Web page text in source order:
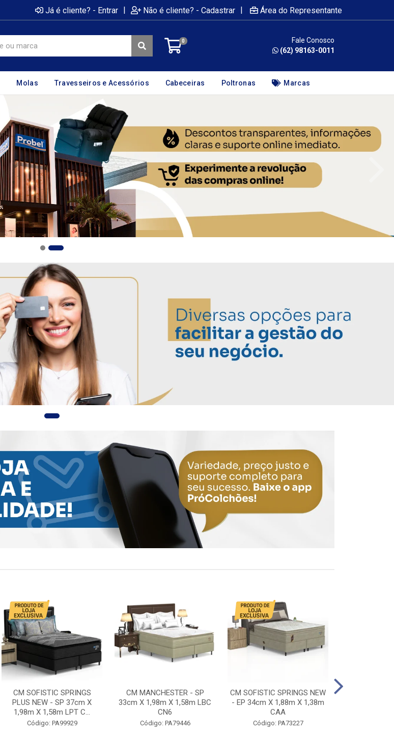
Já é cliente? - Entrar | Não é cliente? - Cadastrar | Área do Representante
0
Fale Conosco
(62) 98163-0011
Molas Travesseiros e Acessórios Cabeceiras Poltronas Marcas
CM SOFISTIC SPRINGS
PLUS NEW - SP 37cm X
1,98m X 1,58m LPT C...
Código: PA99929
CM MANCHESTER - SP
33cm X 1,98m X 1,58m LBC
CN6
Código: PA79446
CM SOFISTIC SPRINGS NEW
- EP 34cm X 1,88m X 1,38m
CAA
Código: PA73227